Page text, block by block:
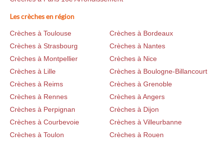
Les crèches en région
Crèches à Toulouse
Crèches à Bordeaux
Crèches à Strasbourg
Crèches à Nantes
Crèches à Montpellier
Crèches à Nice
Crèches à Lille
Crèches à Boulogne-Billancourt
Crèches à Reims
Crèches à Grenoble
Crèches à Rennes
Crèches à Angers
Crèches à Perpignan
Crèches à Dijon
Crèches à Courbevoie
Crèches à Villeurbanne
Crèches à Toulon
Crèches à Rouen